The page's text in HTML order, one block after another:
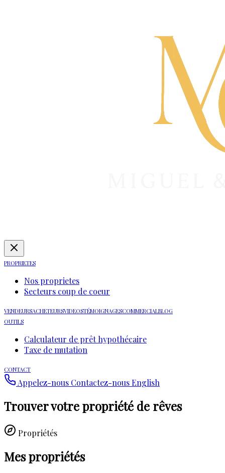
PROPRIETES
Nos proprietes
Secteurs coup de coeur
VENDEURSACHETEURSVIDEOSTÉMOIGNAGESCOMMERCIALBLOG
OUTILS
Calculateur de prêt hypothécaire
Taxe de mutation
CONTACT
Appelez-nous Contactez-nousEnglish
Trouver votre propriété de rêves
Propriétés
Mes propriétés